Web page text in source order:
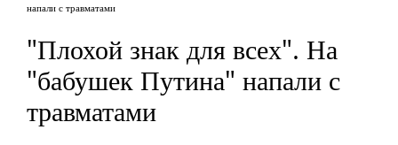
напали с травматами
"Плохой знак для всех". На
"бабушек Путина" напали с
травматами